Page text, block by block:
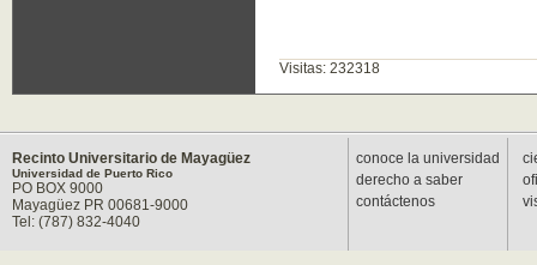
Visitas: 232318
Recinto Universitario de Mayagüez
Universidad de Puerto Rico
PO BOX 9000
Mayagüez PR 00681-9000
Tel: (787) 832-4040
conoce la universidad
derecho a saber
contáctenos